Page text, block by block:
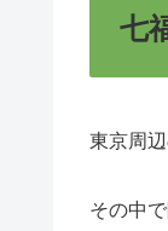
七
東京周
その中